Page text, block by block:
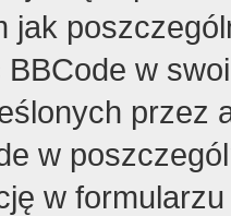
jak
w
przez
w
w